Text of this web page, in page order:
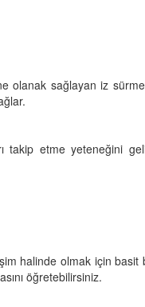
olanak sağlayan iz
takip etme yeteneğini
halinde olmak için
öğretebilirsiniz.